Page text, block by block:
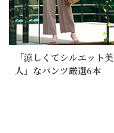
「涼しくてシルエット美
人」なパンツ厳選6本